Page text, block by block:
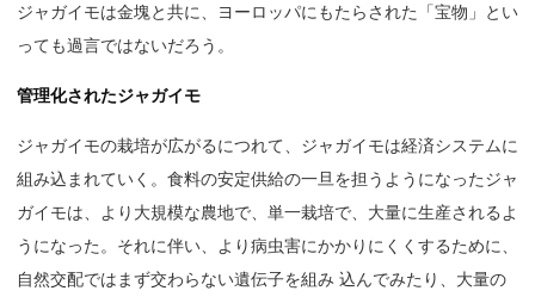
ジャガイモは金塊と共に、ヨーロッパにもたらされた「宝物」とい
っても過言ではないだろう。
管理化されたジャガイモ
ジャガイモの栽培が広がるにつれて、ジャガイモは経済システムに
組み込まれていく。食料の安定供給の一旦を担うようになったジャ
ガイモは、より大規模な農地で、単一栽培で、大量に生産されるよ
うになった。それに伴い、より病虫害にかかりにくくするために、
自然交配ではまず交わらない遺伝子を組み 込んでみたり、大量の